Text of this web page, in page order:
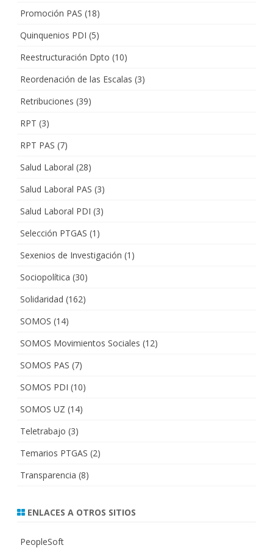
Promoción PAS (18)
Quinquenios PDI (5)
Reestructuración Dpto (10)
Reordenación de las Escalas (3)
Retribuciones (39)
RPT (3)
RPT PAS (7)
Salud Laboral (28)
Salud Laboral PAS (3)
Salud Laboral PDI (3)
Selección PTGAS (1)
Sexenios de Investigación (1)
Sociopolítica (30)
Solidaridad (162)
SOMOS (14)
SOMOS Movimientos Sociales (12)
SOMOS PAS (7)
SOMOS PDI (10)
SOMOS UZ (14)
Teletrabajo (3)
Temarios PTGAS (2)
Transparencia (8)
ENLACES A OTROS SITIOS
PeopleSoft